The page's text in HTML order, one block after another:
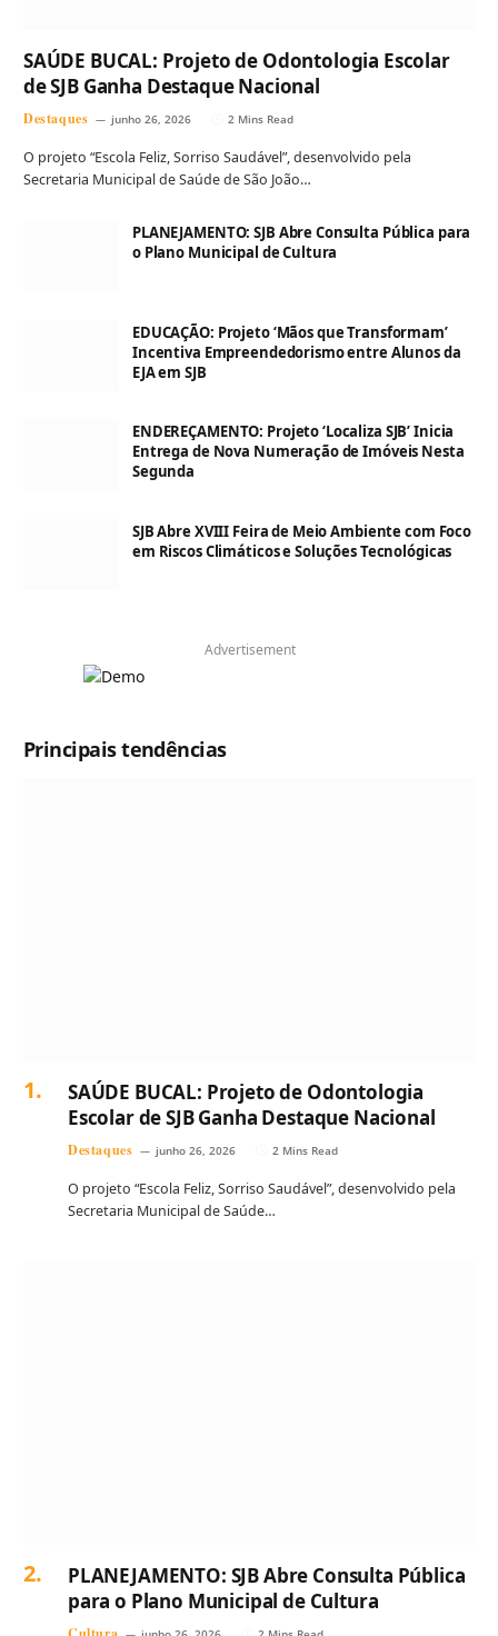
SAÚDE BUCAL: Projeto de Odontologia Escolar
de SJB Ganha Destaque Nacional
Destaques junho 26, 2026 2 Mins Read
O projeto “Escola Feliz, Sorriso Saudável”, desenvolvido pela
Secretaria Municipal de Saúde de São João…
PLANEJAMENTO: SJB Abre Consulta Pública para
o Plano Municipal de Cultura
EDUCAÇÃO: Projeto ‘Mãos que Transformam’
Incentiva Empreendedorismo entre Alunos da
EJA em SJB
ENDEREÇAMENTO: Projeto ‘Localiza SJB’ Inicia
Entrega de Nova Numeração de Imóveis Nesta
Segunda
SJB Abre XVIII Feira de Meio Ambiente com Foco
em Riscos Climáticos e Soluções Tecnológicas
Advertisement
Principais tendências
SAÚDE BUCAL: Projeto de Odontologia
Escolar de SJB Ganha Destaque Nacional
Destaques junho 26, 2026 2 Mins Read
O projeto “Escola Feliz, Sorriso Saudável”, desenvolvido pela
Secretaria Municipal de Saúde…
PLANEJAMENTO: SJB Abre Consulta Pública
para o Plano Municipal de Cultura